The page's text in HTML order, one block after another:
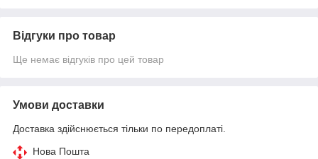
Відгуки про товар
Ще немає відгуків про цей товар
Умови доставки
Доставка здійснюється тільки по передоплаті.
Нова Пошта